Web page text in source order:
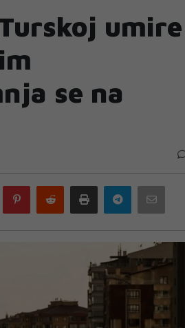
umire
se na
Tumblr PinterestReddit Print Telegram